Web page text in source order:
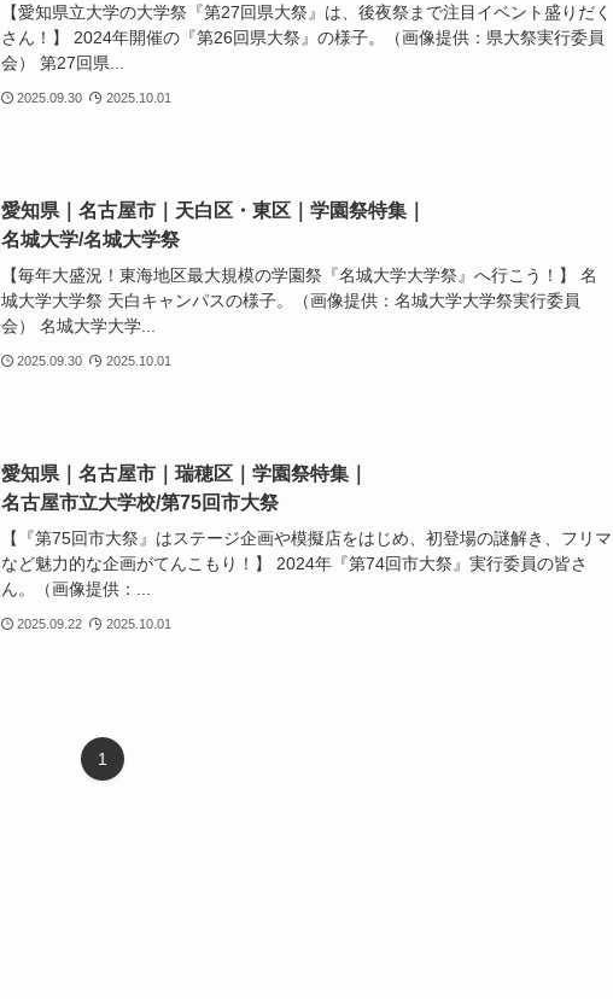
【愛知県立大学の大学祭『第27回県大祭』は、後夜祭まで注目イベント盛りだく
さん！】 2024年開催の『第26回県大祭』の様子。（画像提供：県大祭実行委員
会） 第27回県...
2025.09.30 2025.10.01
愛知県｜名古屋市｜天白区・東区｜学園祭特集｜
名城大学/名城大学祭
【毎年大盛況！東海地区最大規模の学園祭『名城大学大学祭』へ行こう！】 名
城大学大学祭 天白キャンパスの様子。（画像提供：名城大学大学祭実行委員
会） 名城大学大学...
2025.09.30 2025.10.01
愛知県｜名古屋市｜瑞穂区｜学園祭特集｜
名古屋市立大学校/第75回市大祭
【『第75回市大祭』はステージ企画や模擬店をはじめ、初登場の謎解き、フリマ
など魅力的な企画がてんこもり！】 2024年『第74回市大祭』実行委員の皆さ
ん。（画像提供：...
2025.09.22 2025.10.01
1